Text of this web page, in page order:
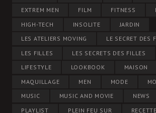
EXTREM MEN
FILM FITNESS
HIGH-TECH
INSOLITE
JARDIN
LES ATELIERS MOVING
LE SECRET DES
LES FILLES
LES SECRETS DES FILLES
LIFESTYLE
LOOKBOOK MAISON
MAQUILLAGE
MEN MODE
MUSIC
MUSIC AND MOVIE NEWS
PLAYLIST
PLEIN FEU SUR RECETTE